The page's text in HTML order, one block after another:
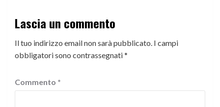
Lascia un commento
Il tuo indirizzo email non sarà pubblicato. I campi
obbligatori sono contrassegnati*
Commento *